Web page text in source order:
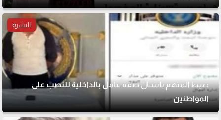
النشرة
ضبط المتهم بانتحال صفة عامل بالداخلية للنصب على
المواطنين